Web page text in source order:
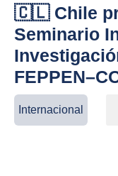
🇨🇱 Chile
Seminario
Internacional